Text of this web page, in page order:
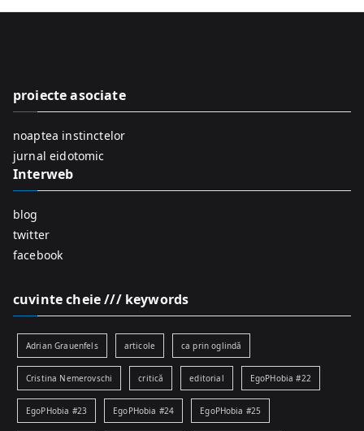
o
proiecte asociate
noaptea instinctelor
jurnal eidotomic
Interweb
blog
twitter
facebook
cuvinte cheie /// keywords
Adrian Grauenfels articole ca prin oglindă
Cristina Nemerovschi critică editorial EgoPHobia #22
EgoPHobia #23 EgoPHobia #24 EgoPHobia #25